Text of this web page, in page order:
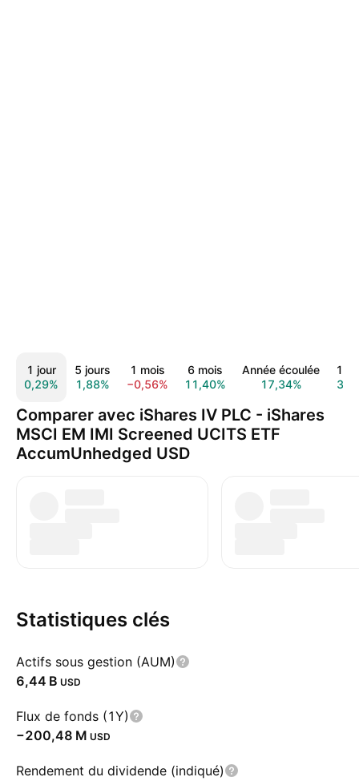
1 jour
0,29%
5 jours
1,88%
1 mois
−0,56%
6 mois
11,40%
Année écoulée
17,34%
1
Comparer avec iShares IV PLC - iShares
MSCI EM IMI Screened UCITS ETF
AccumUnhedged USD
Statistiques clés
Actifs sous gestion (AUM)
‪6,44 B‬ USD
Flux de fonds (1Y)
‪−200,48 M‬ USD
Rendement du dividende (indiqué)